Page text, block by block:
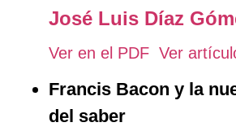
José Luis Díaz
Ver en el PDF Ver
Francis Bacon y la
del saber